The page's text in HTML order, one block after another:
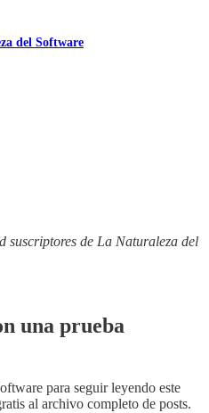
del Software
suscriptores de La Naturaleza del
una prueba
para seguir leyendo este
al archivo completo de posts.